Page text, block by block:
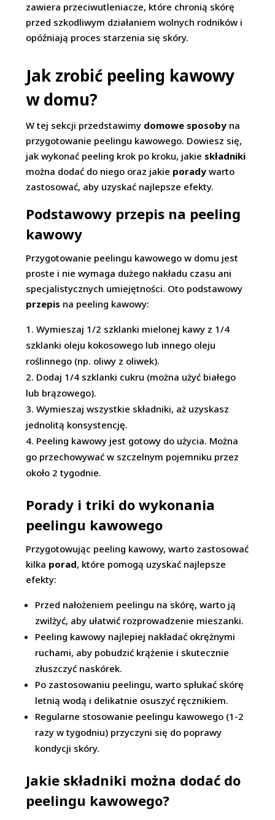
zawiera przeciwutleniacze, które chronią skórę
przed szkodliwym działaniem wolnych rodników i
opóźniają proces starzenia się skóry.
Jak zrobić peeling kawowy
w domu?
W tej sekcji przedstawimy domowe sposoby na
przygotowanie peelingu kawowego. Dowiesz się,
jak wykonać peeling krok po kroku, jakie składniki
można dodać do niego oraz jakie porady warto
zastosować, aby uzyskać najlepsze efekty.
Podstawowy przepis na peeling
kawowy
Przygotowanie peelingu kawowego w domu jest
proste i nie wymaga dużego nakładu czasu ani
specjalistycznych umiejętności. Oto podstawowy
przepis na peeling kawowy:
Wymieszaj 1/2 szklanki mielonej kawy z 1/4
szklanki oleju kokosowego lub innego oleju
roślinnego (np. oliwy z oliwek).
Dodaj 1/4 szklanki cukru (można użyć białego
lub brązowego).
Wymieszaj wszystkie składniki, aż uzyskasz
jednolitą konsystencję.
Peeling kawowy jest gotowy do użycia. Można
go przechowywać w szczelnym pojemniku przez
około 2 tygodnie.
Porady i triki do wykonania
peelingu kawowego
Przygotowując peeling kawowy, warto zastosować
kilka porad, które pomogą uzyskać najlepsze
efekty:
Przed nałożeniem peelingu na skórę, warto ją
zwilżyć, aby ułatwić rozprowadzenie mieszanki.
Peeling kawowy najlepiej nakładać okrężnymi
ruchami, aby pobudzić krążenie i skutecznie
złuszczyć naskórek.
Po zastosowaniu peelingu, warto spłukać skórę
letnią wodą i delikatnie osuszyć ręcznikiem.
Regularne stosowanie peelingu kawowego (1-2
razy w tygodniu) przyczyni się do poprawy
kondycji skóry.
Jakie składniki można dodać do
peelingu kawowego?